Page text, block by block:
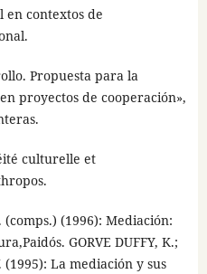
en contextos de
Propuesta para la
proyectos de cooperación»,
culturelle et
(comps.) (1996): Mediación:
GORVE DUFFY, K.;
(1995): La mediación y sus